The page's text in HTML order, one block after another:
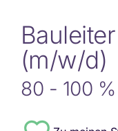
(m/w/d)
80 - 100 %